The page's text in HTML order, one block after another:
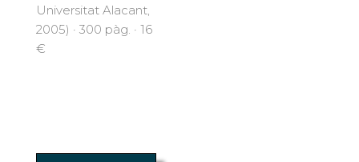
Universitat Alacant,
2005) · 300 pàg. · 16
€